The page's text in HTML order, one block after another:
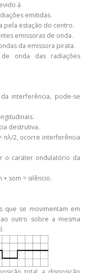
à
emitidas.
pela estação do centro.
emissoras de onda.
da emissora pirata.
de onda das radiações
interferência, pode-se
destrutiva.
nλ/2, ocorre interferência
o caráter ondulatório da
som = silêncio.
que se movimentam em
outro sobre a mesma